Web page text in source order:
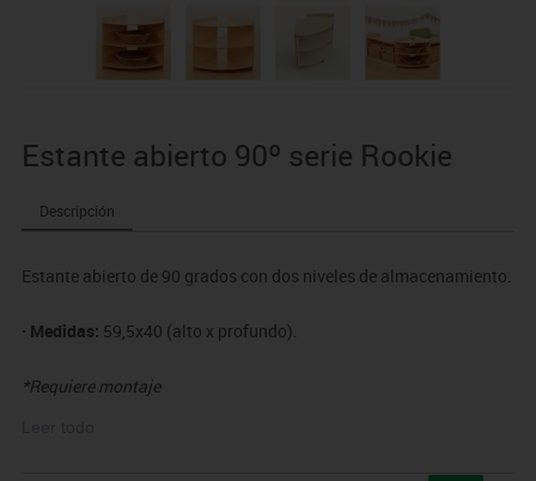
Estante abierto 90º serie Rookie
Descripción
Estante abierto de 90 grados con dos niveles de almacenamiento.
· Medidas: 59,5x40 (alto x profundo).
*Requiere montaje